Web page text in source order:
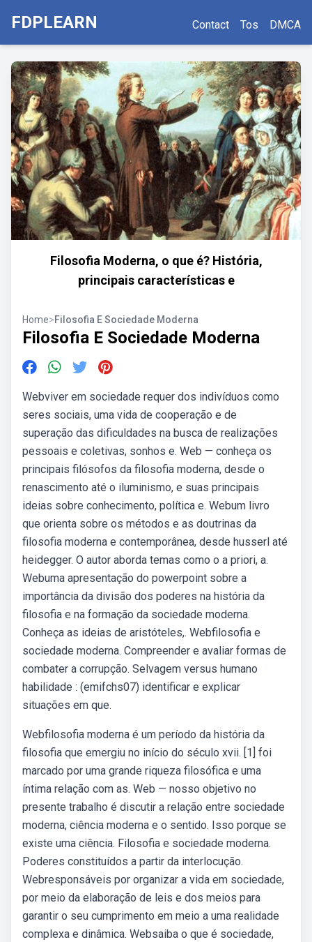
FDPLEARN Contact Tos DMCA
Filosofia Moderna, o que é? História,
principais características e
Home>Filosofia E Sociedade Moderna
Filosofia E Sociedade Moderna
Webviver em sociedade requer dos indivíduos como
seres sociais, uma vida de cooperação e de
superação das dificuldades na busca de realizações
pessoais e coletivas, sonhos e. Web — conheça os
principais filósofos da filosofia moderna, desde o
renascimento até o iluminismo, e suas principais
ideias sobre conhecimento, política e. Webum livro
que orienta sobre os métodos e as doutrinas da
filosofia moderna e contemporânea, desde husserl até
heidegger. O autor aborda temas como o a priori, a.
Webuma apresentação do powerpoint sobre a
importância da divisão dos poderes na história da
filosofia e na formação da sociedade moderna.
Conheça as ideias de aristóteles,. Webfilosofia e
sociedade moderna. Compreender e avaliar formas de
combater a corrupção. Selvagem versus humano
habilidade : (emifchs07) identificar e explicar
situações em que.
Webfilosofia moderna é um período da história da
filosofia que emergiu no início do século xvii. [1] foi
marcado por uma grande riqueza filosófica e uma
íntima relação com as. Web — nosso objetivo no
presente trabalho é discutir a relação entre sociedade
moderna, ciência moderna e o sentido. Isso porque se
existe uma ciência. Filosofia e sociedade moderna.
Poderes constituídos a partir da interlocução.
Webresponsáveis por organizar a vida em sociedade,
por meio da elaboração de leis e dos meios para
garantir o seu cumprimento em meio a uma realidade
complexa e dinâmica. Websaiba o que é sociedade,